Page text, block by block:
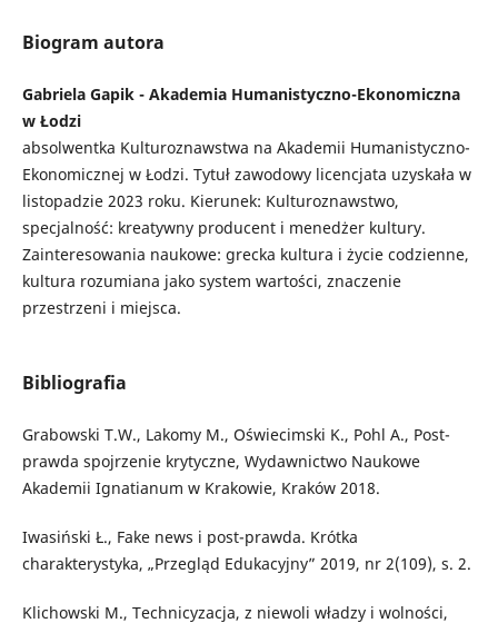
Biogram autora
Gabriela Gapik - Akademia Humanistyczno-Ekonomiczna
w Łodzi
absolwentka Kulturoznawstwa na Akademii Humanistyczno-
Ekonomicznej w Łodzi. Tytuł zawodowy licencjata uzyskała w
listopadzie 2023 roku. Kierunek: Kulturoznawstwo,
specjalność: kreatywny producent i menedżer kultury.
Zainteresowania naukowe: grecka kultura i życie codzienne,
kultura rozumiana jako system wartości, znaczenie
przestrzeni i miejsca.
Bibliografia
Grabowski T.W., Lakomy M., Oświecimski K., Pohl A., Post-
prawda spojrzenie krytyczne, Wydawnictwo Naukowe
Akademii Ignatianum w Krakowie, Kraków 2018.
Iwasiński Ł., Fake news i post-prawda. Krótka
charakterystyka, „Przegląd Edukacyjny” 2019, nr 2(109), s. 2.
Klichowski M., Technicyzacja, z niewoli władzy i wolności,